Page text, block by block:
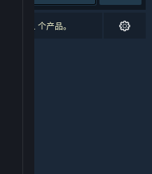
除了 1 个产品。